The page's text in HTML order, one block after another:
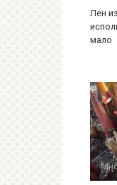
Лен
мало